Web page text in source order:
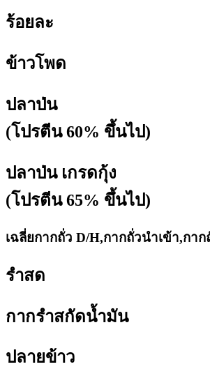
ร้อยละ
ข้าวโพด
ปลาป่น
(โปรตีน 60% ขึ้นไป)
ปลาป่น เกรดกุ้ง
(โปรตีน 65% ขึ้นไป)
เฉลี่ยกากถั่ว D/H,กากถั่วนำเข้า,กา
รำสด
กากรำสกัดน้ำมัน
ปลายข้าว